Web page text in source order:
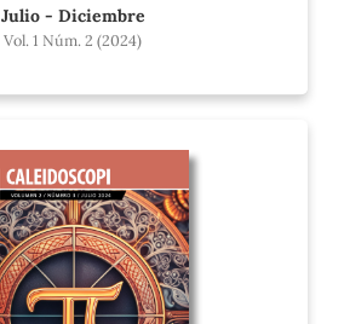
Julio - Diciembre
Vol. 1 Núm. 2 (2024)